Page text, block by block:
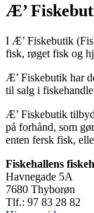
Æ’
I Æ’ Fiskebutik
fisk, røget fisk og
Æ’ Fiskebutik har
til salg i
Æ’ Fiskebutik
på forhånd, som
enten fersk fisk,
Fiskehallens
Havnegade 5A
7680 Thyborøn
Tlf.: 97 83 28 82